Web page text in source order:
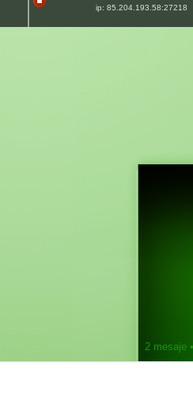
ip: 85.204.193.58:27218
2 mesaje